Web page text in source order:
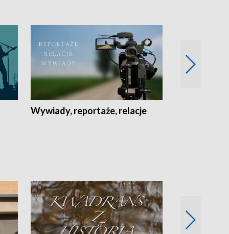
Wywiady, reportaże, relacje